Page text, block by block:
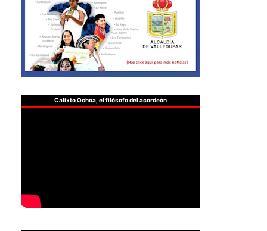
Calixto Ochoa, el filósofo del acordeón